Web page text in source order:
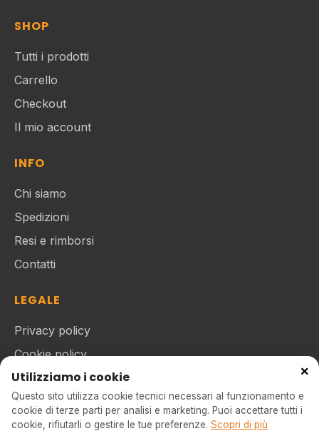
SHOP
Tutti i prodotti
Carrello
Checkout
Il mio account
INFO
Chi siamo
Spedizioni
Resi e rimborsi
Contatti
LEGALE
Privacy policy
Cookie policy
Termini e condizioni
×
Utilizziamo i cookie
Questo sito utilizza cookie tecnici necessari al funzionamento e
cookie di terze parti per analisi e marketing. Puoi accettare tutti i
cookie, rifiutarli o gestire le tue preferenze. Scopri di più